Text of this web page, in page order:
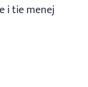
i tie menej